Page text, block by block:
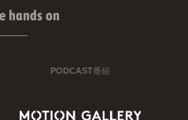
hands on
PODCAST番組